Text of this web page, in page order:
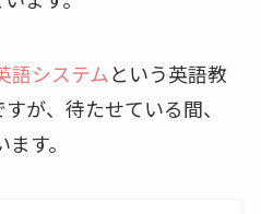
語システムという英語教
が、待たせている間、
す。